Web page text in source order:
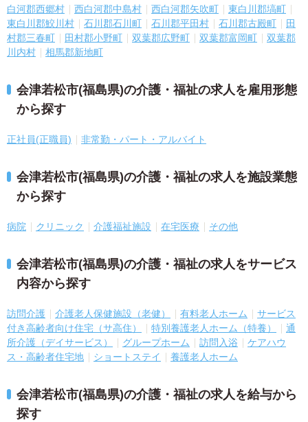
白河郡西郷村
西白河郡中島村 西白河郡矢吹町
東白川郡塙町
東白川郡鮫川村
石川郡石川町 石川郡平田村 石川郡古殿町
田
村郡三春町
田村郡小野町 双葉郡広野町 双葉郡富岡町
双葉郡
川内村
相馬郡新地町
会津若松市(福島県)の介護・福祉の求人を雇用形態
から探す
正社員(正職員) 非常勤・パート・アルバイト
会津若松市(福島県)の介護・福祉の求人を施設業態
から探す
病院 クリニック 介護福祉施設 在宅医療 その他
会津若松市(福島県)の介護・福祉の求人をサービス
内容から探す
訪問介護 介護老人保健施設（老健） 有料老人ホーム
サービス
付き高齢者向け住宅（サ高住）
特別養護老人ホーム（特養）
通
所介護（デイサービス）
グループホーム 訪問入浴
ケアハウ
ス・高齢者住宅地
ショートステイ 養護老人ホーム
会津若松市(福島県)の介護・福祉の求人を給与から
探す